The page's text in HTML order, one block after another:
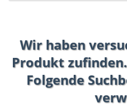
Wir haben
Produkt
Folgende